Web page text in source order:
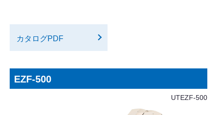
カタログPDF
EZF-500
UTEZF-500